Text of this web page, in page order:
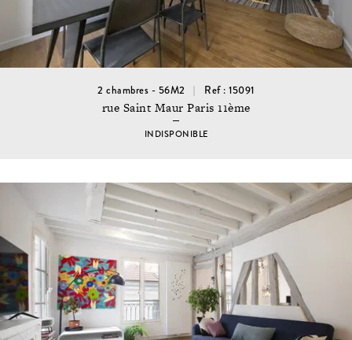
2 chambres - 56M2 Ref : 15091
rue Saint Maur Paris 11ème
INDISPONIBLE